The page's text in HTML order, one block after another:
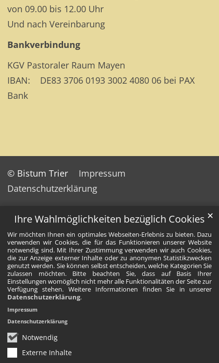
Ihre Wahlmöglichkeiten bezüglich Cookies
Wir möchten Ihnen ein optimales Webseiten-Erlebnis zu bieten. Dazu
verwenden wir Cookies, die für das Funktionieren unserer Website
notwendig sind. Mit Ihrer Zustimmung verwenden wir auch Cookies,
die zur Anzeige externer Inhalte oder zu anonymen Statistikzwecken
genutzt werden. Sie können selbst entscheiden, welche Kategorien Sie
zulassen möchten. Bitte beachten Sie, dass auf Basis Ihrer
Einstellungen womöglich nicht mehr alle Funktionalitäten der Seite zur
Verfügung stehen. Weitere Informationen finden Sie in unserer
Datenschutzerklärung.
Notwendig
Externe Inhalte
✕
Impressum
Datenschutzerklärung
von 09.00 bis 12.00 Uhr
Und nach Vereinbarung
Bankverbindung
KGV Pastoraler Raum Mayen
IBAN: DE83 3706 0193 3002 4080 06 bei PAX
Bank
© Bistum Trier
Impressum
Datenschutzerklärung